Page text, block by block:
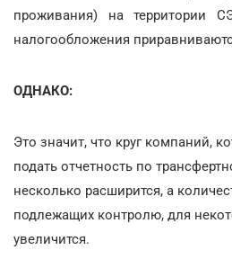
проживания) на территории
налогообложения
ОДНАКО:
Это значит, что круг компаний,
подать отчетность по
несколько расширится, а
подлежащих контролю, для
увеличится.